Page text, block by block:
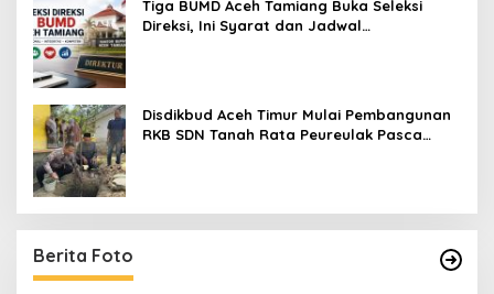
Tiga BUMD Aceh Tamiang Buka Seleksi
Direksi, Ini Syarat dan Jadwal
Disdikbud Aceh Timur Mulai Pembangunan
RKB SDN Tanah Rata Peureulak Pasca
Berita Foto